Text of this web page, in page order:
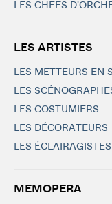
LES CHEFS
LES ARTISTES
LES METTEURS EN
LES
LES COSTUMIERS
LES DÉCORATEURS
LES ÉCLAIRAGISTES
MEMOPERA